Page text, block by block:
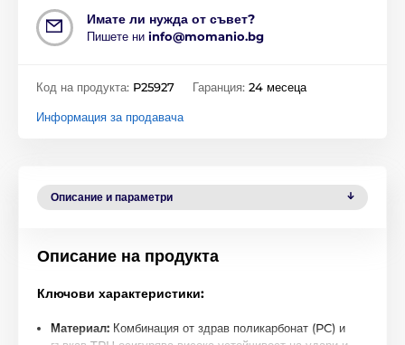
Имате ли нужда от съвет?
Пишете ни info@momanio.bg
Код на продукта: P25927 Гаранция: 24 месеца
Информация за продавача
Описание и параметри
Описание на продукта
Ключови характеристики:
Материал: Комбинация от здрав поликарбонат (PC) и